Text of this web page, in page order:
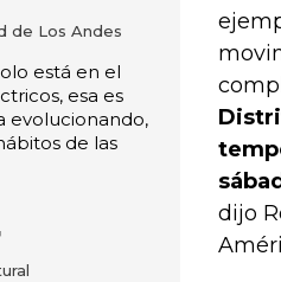
de Los Andes
está en el
esa es
evolucionando,
de las
dijo